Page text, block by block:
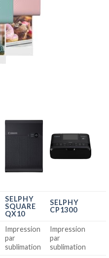
SELPHY
SQUARE
QX10
SELPHY
CP1300
Impression
par
sublimation
Impression
par
sublimation